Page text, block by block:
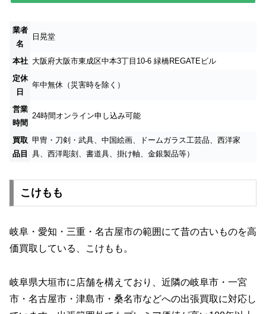
業者
名
日晃堂
本社 大阪府大阪市東成区中本3丁目10-6 緑橋REGATEビル
定休
日
年中無休（災害時を除く）
営業
時間
24時間オンライン申し込み可能
買取
品目
甲冑・刀剣・武具、中国絵画、ドームガラス工芸品、西洋家
具、西洋彫刻、書道具、掛け軸、金銀製品等）
こけもも
岐阜・愛知・三重・名古屋市の範囲にて昔の古いものを高
価買取している、こけもも。
岐阜県大垣市に店舗を構えており、近隣の岐阜市・一宮
市・名古屋市・津島市・桑名市などへの出張買取に対応し